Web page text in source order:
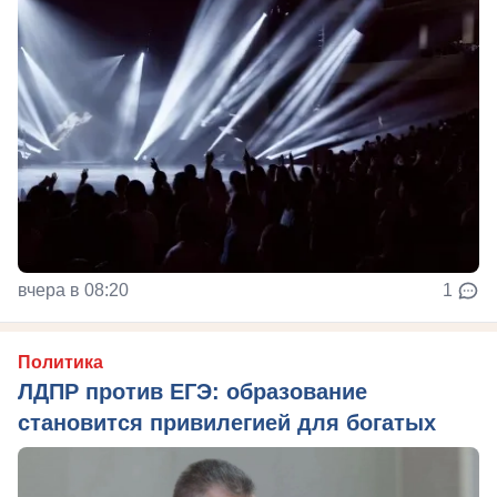
вчера в 08:20 1
Политика
ЛДПР против ЕГЭ: образование
становится привилегией для богатых